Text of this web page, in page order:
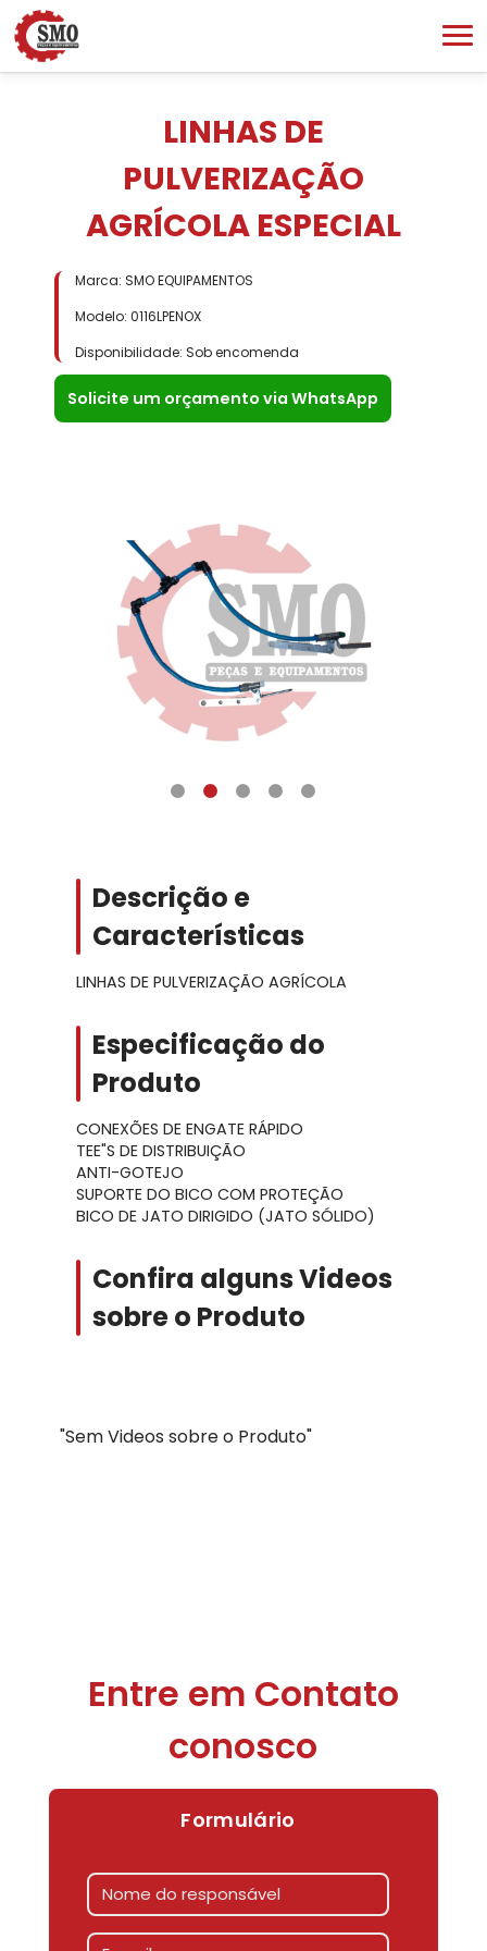
LINHAS DE
PULVERIZAÇÃO
AGRÍCOLA ESPECIAL
Marca: SMO EQUIPAMENTOS
Modelo: 0116LPENOX
Disponibilidade: Sob encomenda
Solicite um orçamento via WhatsApp
Descrição e
Características
LINHAS DE PULVERIZAÇÃO AGRÍCOLA
Especificação do
Produto
CONEXÕES DE ENGATE RÁPIDO
TEE"S DE DISTRIBUIÇÃO
ANTI-GOTEJO
SUPORTE DO BICO COM PROTEÇÃO
BICO DE JATO DIRIGIDO (JATO SÓLIDO)
Confira alguns Videos
sobre o Produto
"Sem Videos sobre o Produto"
Entre em Contato
conosco
Formulário